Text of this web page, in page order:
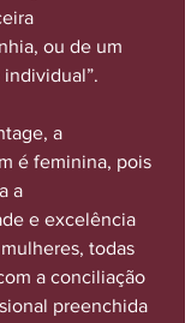
ou de um
a
é feminina, pois
a
e excelência
todas
a conciliação
preenchida